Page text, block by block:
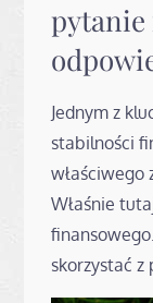
pytanie
Jednym z
stabilności
właściwego
Właśnie
skorzystać z